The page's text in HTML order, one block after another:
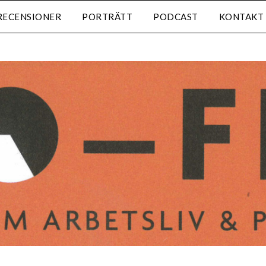
PORTRÄTT PODCAST KONTAKT